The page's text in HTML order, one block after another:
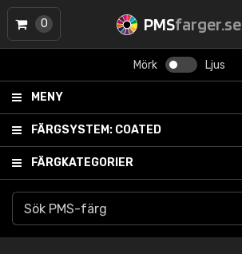
PMSfarger.se
Mörk Ljus
MENY
FÄRGSYSTEM: COATED
FÄRGKATEGORIER
0